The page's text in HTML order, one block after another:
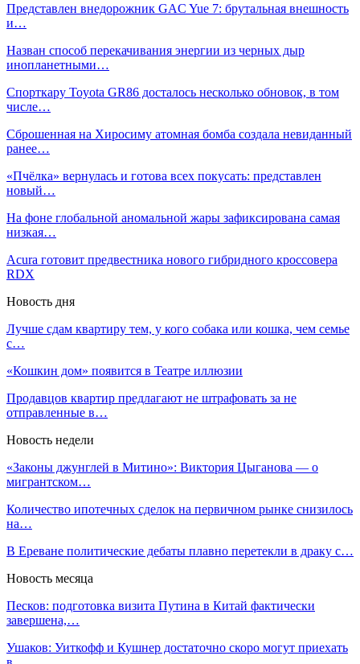
Представлен внедорожник GAC Yue 7: брутальная внешность
и…
Назван способ перекачивания энергии из черных дыр
инопланетными…
Спорткару Toyota GR86 досталось несколько обновок, в том
числе…
Сброшенная на Хиросиму атомная бомба создала невиданный
ранее…
«Пчёлка» вернулась и готова всех покусать: представлен
новый…
На фоне глобальной аномальной жары зафиксирована самая
низкая…
Acura готовит предвестника нового гибридного кроссовера
RDX
Новость дня
Лучше сдам квартиру тем, у кого собака или кошка, чем семье
с…
«Кошкин дом» появится в Театре иллюзии
Продавцов квартир предлагают не штрафовать за не
отправленные в…
Новость недели
«Законы джунглей в Митино»: Виктория Цыганова — о
мигрантском…
Количество ипотечных сделок на первичном рынке снизилось
на…
В Ереване политические дебаты плавно перетекли в драку с…
Новость месяца
Песков: подготовка визита Путина в Китай фактически
завершена,…
Ушаков: Уиткофф и Кушнер достаточно скоро могут приехать